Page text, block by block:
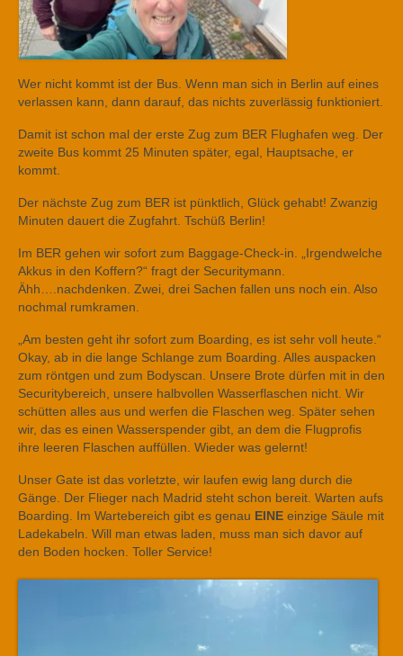
Wer nicht kommt ist der Bus. Wenn man sich in Berlin auf eines
verlassen kann, dann darauf, das nichts zuverlässig funktioniert.
Damit ist schon mal der erste Zug zum BER Flughafen weg. Der
zweite Bus kommt 25 Minuten später, egal, Hauptsache, er
kommt.
Der nächste Zug zum BER ist pünktlich, Glück gehabt! Zwanzig
Minuten dauert die Zugfahrt. Tschüß Berlin!
Im BER gehen wir sofort zum Baggage-Check-in. „Irgendwelche
Akkus in den Koffern?“ fragt der Securitymann.
Ähh….nachdenken. Zwei, drei Sachen fallen uns noch ein. Also
nochmal rumkramen.
„Am besten geht ihr sofort zum Boarding, es ist sehr voll heute.“
Okay, ab in die lange Schlange zum Boarding. Alles auspacken
zum röntgen und zum Bodyscan. Unsere Brote dürfen mit in den
Securitybereich, unsere halbvollen Wasserflaschen nicht. Wir
schütten alles aus und werfen die Flaschen weg. Später sehen
wir, das es einen Wasserspender gibt, an dem die Flugprofis
ihre leeren Flaschen auffüllen. Wieder was gelernt!
Unser Gate ist das vorletzte, wir laufen ewig lang durch die
Gänge. Der Flieger nach Madrid steht schon bereit. Warten aufs
Boarding. Im Wartebereich gibt es genau EINE einzige Säule mit
Ladekabeln. Will man etwas laden, muss man sich davor auf
den Boden hocken. Toller Service!